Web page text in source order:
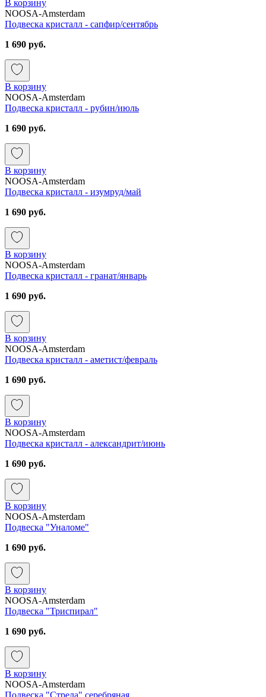
В корзину
NOOSA-Amsterdam
Подвеска кристалл - сапфир/сентябрь
1 690 руб.
В корзину
NOOSA-Amsterdam
Подвеска кристалл - рубин/июль
1 690 руб.
В корзину
NOOSA-Amsterdam
Подвеска кристалл - изумруд/май
1 690 руб.
В корзину
NOOSA-Amsterdam
Подвеска кристалл - гранат/январь
1 690 руб.
В корзину
NOOSA-Amsterdam
Подвеска кристалл - аметист/февраль
1 690 руб.
В корзину
NOOSA-Amsterdam
Подвеска кристалл - александрит/июнь
1 690 руб.
В корзину
NOOSA-Amsterdam
Подвеска "Уналоме"
1 690 руб.
В корзину
NOOSA-Amsterdam
Подвеска "Триспирал"
1 690 руб.
В корзину
NOOSA-Amsterdam
Подвеска "Стрела" серебряная